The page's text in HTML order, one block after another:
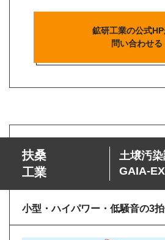
鉱研工業の公式
問い合わせる
扶桑
工業
土壌汚
GAIA-EX
小型・ハイパワー・低騒音の3